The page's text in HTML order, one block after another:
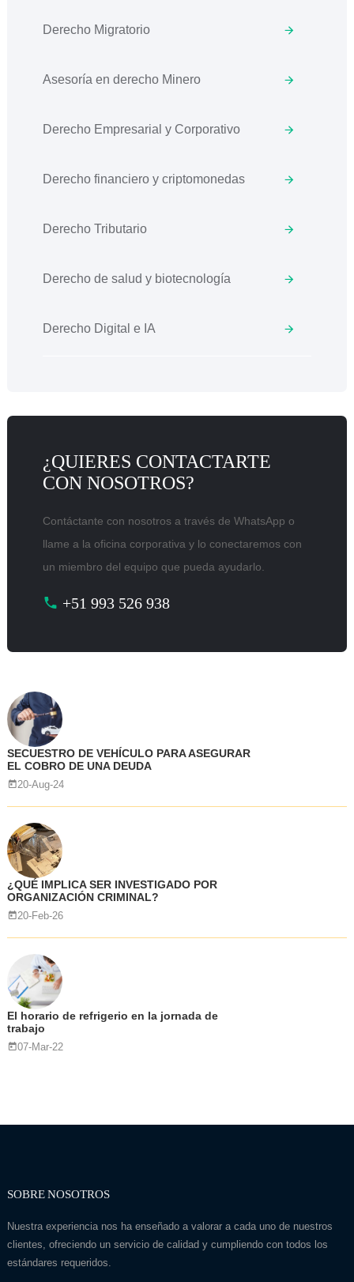
Derecho Migratorio
Asesoría en derecho Minero
Derecho Empresarial y Corporativo
Derecho financiero y criptomonedas
Derecho Tributario
Derecho de salud y biotecnología
Derecho Digital e IA
¿QUIERES CONTACTARTE
CON NOSOTROS?
Contáctante con nosotros a través de WhatsApp o
llame a la oficina corporativa y lo conectaremos con
un miembro del equipo que pueda ayudarlo.
+51 993 526 938
SECUESTRO DE VEHÍCULO PARA ASEGURAR
EL COBRO DE UNA DEUDA
20-Aug-24
¿QUÉ IMPLICA SER INVESTIGADO POR
ORGANIZACIÓN CRIMINAL?
20-Feb-26
El horario de refrigerio en la jornada de
trabajo
07-Mar-22
SOBRE NOSOTROS
Nuestra experiencia nos ha enseñado a valorar a cada uno de nuestros
clientes, ofreciendo un servicio de calidad y cumpliendo con todos los
estándares requeridos.